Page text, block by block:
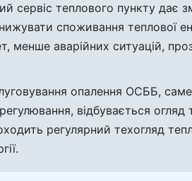
сервіс теплового пункту дає
споживання теплової
менше аварійних ситуацій,
опалення ОСББ,
відбувається
регулярний техогляд